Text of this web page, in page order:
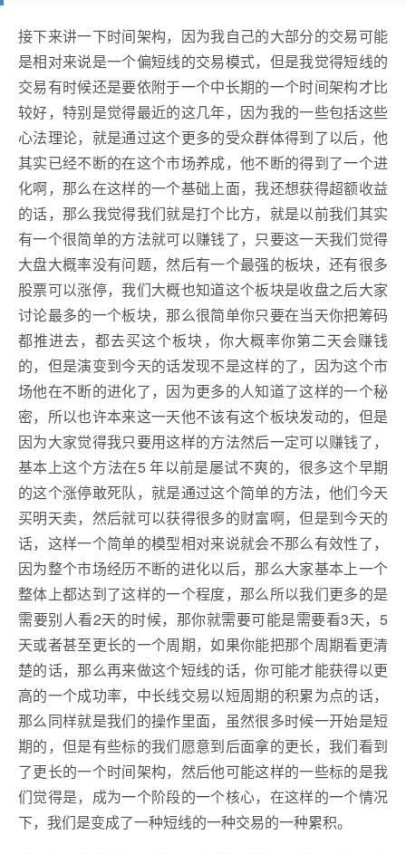
接下来讲一下时间架构，因为我自己的大部分的交易可能
是相对来说是一个偏短线的交易模式，但是我觉得短线的
交易有时候还是要依附于一个中长期的一个时间架构才比
较好，特别是觉得最近的这几年，因为我的一些包括这些
心法理论，就是通过这个更多的受众群体得到了以后，他
其实已经不断的在这个市场养成，他不断的得到了一个进
化啊，那么在这样的一个基础上面，我还想获得超额收益
的话，那么我觉得我们就是打个比方，就是以前我们其实
有一个很简单的方法就可以赚钱了，只要这一天我们觉得
大盘大概率没有问题，然后有一个最强的板块，还有很多
股票可以涨停，我们大概也知道这个板块是收盘之后大家
讨论最多的一个板块，那么很简单你只要在当天你把筹码
都推进去，都去买这个板块，你大概率你第二天会赚钱
的，但是演变到今天的话发现不是这样的了，因为这个市
场他在不断的进化了，因为更多的人知道了这样的一个秘
密，所以也许本来这一天他不该有这个板块发动的，但是
因为大家觉得我只要用这样的方法然后一定可以赚钱了，
基本上这个方法在5 年以前是屡试不爽的，很多这个早期
的这个涨停敢死队，就是通过这个简单的方法，他们今天
买明天卖，然后就可以获得很多的财富啊，但是到今天的
话，这样一个简单的模型相对来说就会不那么有效性了，
因为整个市场经历不断的进化以后，那么大家基本上一个
整体上都达到了这样的一个程度，那么所以我们更多的是
需要别人看2天的时候，那你就需要可能是需要看3天，5
天或者甚至更长的一个周期，如果你能把那个周期看更清
楚的话，那么再来做这个短线的话，你可能才能获得以更
高的一个成功率，中长线交易以短周期的积累为点的话，
那么同样就是我们的操作里面，虽然很多时候一开始是短
期的，但是有些标的我们愿意到后面拿的更长，我们看到
了更长的一个时间架构，然后他可能这样的一些标的是我
们觉得是，成为一个阶段的一个核心，在这样的一个情况
下，我们是变成了一种短线的一种交易的一种累积。